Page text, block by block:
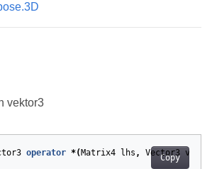
vektor3
Copy
operator *( Matrix4 lhs , Vector3 v